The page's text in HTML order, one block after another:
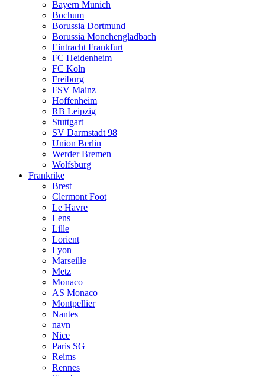
Bayern Munich
Bochum
Borussia Dortmund
Borussia Monchengladbach
Eintracht Frankfurt
FC Heidenheim
FC Koln
Freiburg
FSV Mainz
Hoffenheim
RB Leipzig
Stuttgart
SV Darmstadt 98
Union Berlin
Werder Bremen
Wolfsburg
Frankrike
Brest
Clermont Foot
Le Havre
Lens
Lille
Lorient
Lyon
Marseille
Metz
Monaco
AS Monaco
Montpellier
Nantes
navn
Nice
Paris SG
Reims
Rennes